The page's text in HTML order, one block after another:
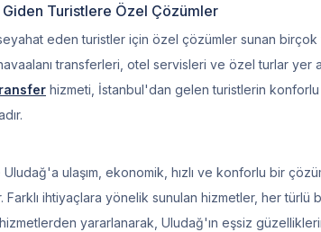
Turistlere Özel Çözümler
eden turistler için özel çözümler sunan birçok
transferleri, otel servisleri ve özel turlar yer
hizmeti, İstanbul'dan gelen turistlerin konforlu
Uludağ'a ulaşım, ekonomik, hızlı ve konforlu bir
Farklı ihtiyaçlara yönelik sunulan hizmetler, her
yararlanarak, Uludağ'ın eşsiz